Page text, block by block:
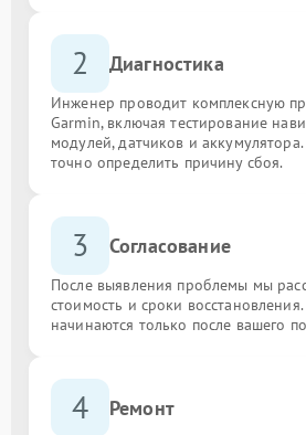
2 Диагностика
Инженер проводит комплексную
Garmin, включая тестирование
модулей, датчиков и
точно определить причину сбоя.
3 Согласование
После выявления проблемы мы
стоимость и сроки
начинаются только после вашего
4 Ремонт